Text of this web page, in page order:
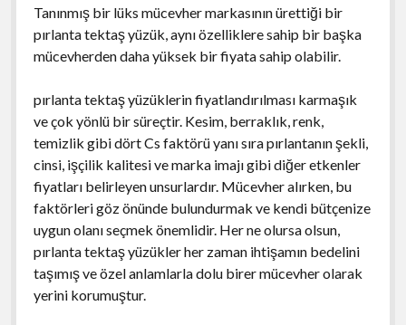
Tanınmış bir lüks mücevher markasının ürettiği bir
pırlanta tektaş yüzük, aynı özelliklere sahip bir başka
mücevherden daha yüksek bir fiyata sahip olabilir.
pırlanta tektaş yüzüklerin fiyatlandırılması karmaşık
ve çok yönlü bir süreçtir. Kesim, berraklık, renk,
temizlik gibi dört Cs faktörü yanı sıra pırlantanın şekli,
cinsi, işçilik kalitesi ve marka imajı gibi diğer etkenler
fiyatları belirleyen unsurlardır. Mücevher alırken, bu
faktörleri göz önünde bulundurmak ve kendi bütçenize
uygun olanı seçmek önemlidir. Her ne olursa olsun,
pırlanta tektaş yüzükler her zaman ihtişamın bedelini
taşımış ve özel anlamlarla dolu birer mücevher olarak
yerini korumuştur.